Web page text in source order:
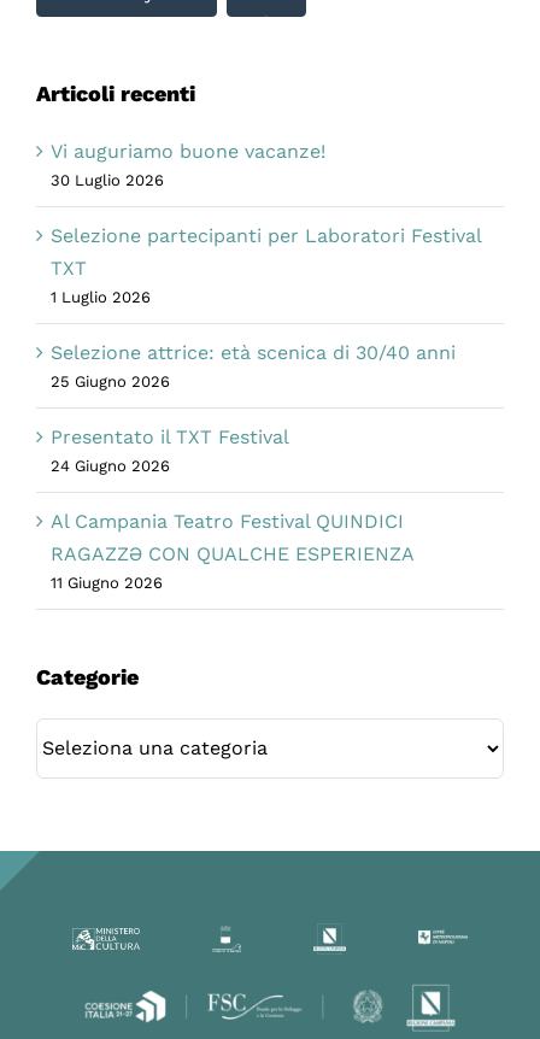
Articoli recenti
Vi auguriamo buone vacanze!
30 Luglio 2026
Selezione partecipanti per Laboratori Festival
TXT
1 Luglio 2026
Selezione attrice: età scenica di 30/40 anni
25 Giugno 2026
Presentato il TXT Festival
24 Giugno 2026
Al Campania Teatro Festival QUINDICI
RAGAZZƏ CON QUALCHE ESPERIENZA
11 Giugno 2026
Categorie